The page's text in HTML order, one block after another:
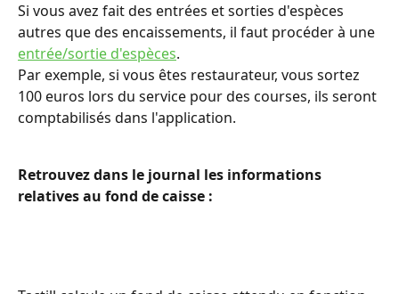
Si vous avez fait des entrées et sorties d'espèces
autres que des encaissements, il faut procéder à une
entrée/sortie d'espèces.
Par exemple, si vous êtes restaurateur, vous sortez
100 euros lors du service pour des courses, ils seront
comptabilisés dans l'application.
Retrouvez dans le journal les informations
relatives au fond de caisse :